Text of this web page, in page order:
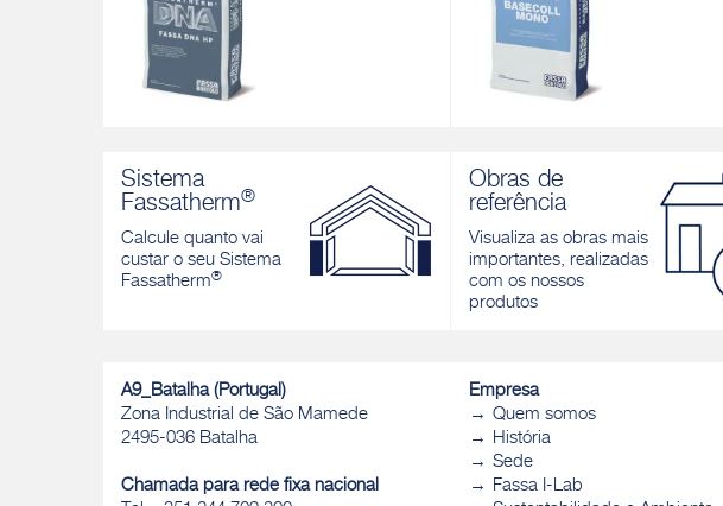
Reboco hidráulico mineral com elevado
desempenho mecânico para sistema de
isolamento térmico avançado, para a
instalação de revestimentos rígidos
modulares na fachada. Cor: cinza
Descobrir
Adesivo e regularizador
para painéis de EPS em lambris
Sistema
Fassatherm®
Calcule quanto vai
custar o seu Sistema
Fassatherm®
Obras de
referência
Visualiza as obras mais
importantes, realizadas
com os nossos
produtos
A9_Batalha (Portugal)
Zona Industrial de São Mamede
2495-036 Batalha
Chamada para rede fixa nacional
Empresa
Quem somos
História
Sede
Fassa I-Lab